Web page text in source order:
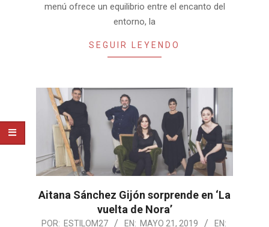
menú ofrece un equilibrio entre el encanto del
entorno, la
SEGUIR LEYENDO
Aitana Sánchez Gijón sorprende en ‘La
vuelta de Nora’
2019-
POR: ESTILOM27 EN: MAYO 21, 2019
EN: